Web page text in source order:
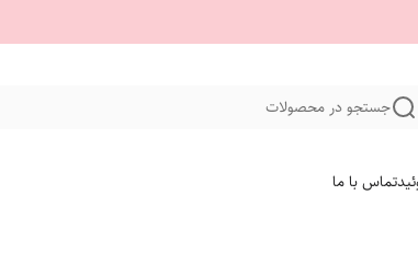
جستجو در محصولات
تماس با ما